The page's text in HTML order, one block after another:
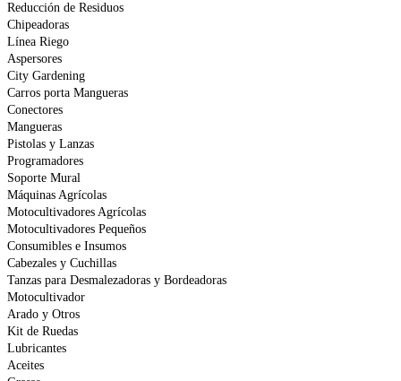
Reducción de Residuos
Chipeadoras
Línea Riego
Aspersores
City Gardening
Carros porta Mangueras
Conectores
Mangueras
Pistolas y Lanzas
Programadores
Soporte Mural
Máquinas Agrícolas
Motocultivadores Agrícolas
Motocultivadores Pequeños
Consumibles e Insumos
Cabezales y Cuchillas
Tanzas para Desmalezadoras y Bordeadoras
Motocultivador
Arado y Otros
Kit de Ruedas
Lubricantes
Aceites